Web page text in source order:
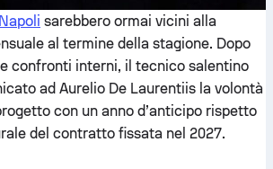
Napoli sarebbero ormai vicini alla
al termine della stagione. Dopo
confronti interni, il tecnico salentino
ad Aurelio De Laurentiis la volontà
con un anno d’anticipo rispetto
del contratto fissata nel 2027.